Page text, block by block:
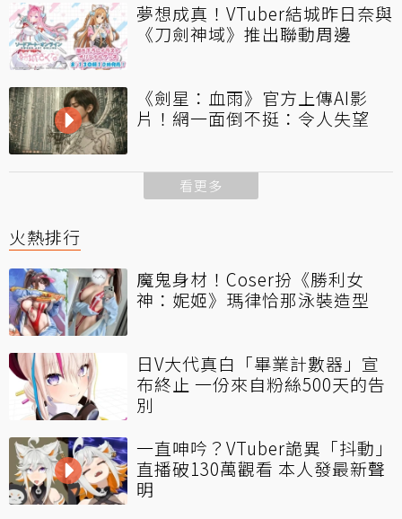
夢想成真！VTuber結城昨日奈與
《刀劍神域》推出聯動周邊
《劍星：血雨》官方上傳AI影
片！網一面倒不挺：令人失望
看更多
火熱排行
魔鬼身材！Coser扮《勝利女
神：妮姬》瑪律恰那泳裝造型
日V大代真白「畢業計數器」宣
布終止 一份來自粉絲500天的告
別
一直呻吟？VTuber詭異「抖動」
直播破130萬觀看 本人發最新聲
明